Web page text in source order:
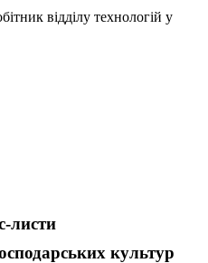
відділу технологій у
листи
культур